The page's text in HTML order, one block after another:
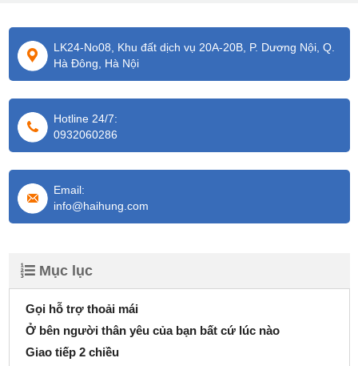
LK24-No08, Khu đất dịch vụ 20A-20B, P. Dương Nội, Q.
Hà Đông, Hà Nội
Hotline 24/7:
0932060286
Email:
info@haihung.com
Mục lục
Gọi hỗ trợ thoải mái
Ở bên người thân yêu của bạn bất cứ lúc nào
Giao tiếp 2 chiều​​​​​​​